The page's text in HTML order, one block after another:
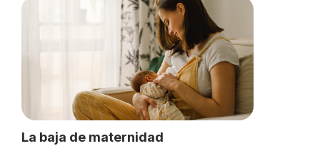
La baja de maternidad